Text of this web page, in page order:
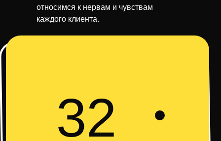
относимся к нервам и чувствам
каждого клиента.
32